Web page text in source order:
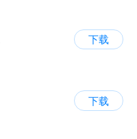
下载
下载